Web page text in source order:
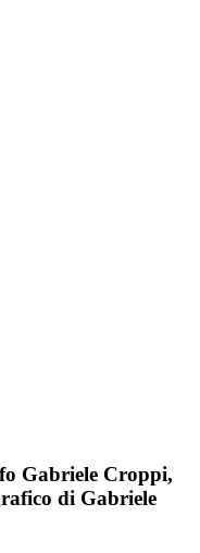
Gabriele Croppi,
di Gabriele